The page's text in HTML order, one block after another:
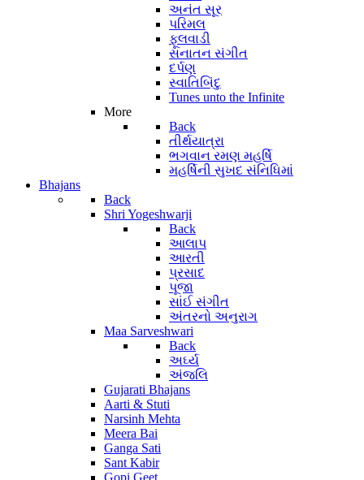
અનંત સૂર
પરિમલ
ફૂલવાડી
સનાતન સંગીત
દર્પણ
સ્વાતિબિંદુ
Tunes unto the Infinite
More
Back
તીર્થયાત્રા
ભગવાન રમણ મહર્ષિ
મહર્ષિની સુખદ સંનિધિમાં
Bhajans
Back
Shri Yogeshwarji
Back
આલાપ
આરતી
પ્રસાદ
પૂજા
સાંઈ સંગીત
અંતરનો અનુરાગ
Maa Sarveshwari
Back
અર્ઘ્ય
અંજલિ
Gujarati Bhajans
Aarti & Stuti
Narsinh Mehta
Meera Bai
Ganga Sati
Sant Kabir
Gopi Geet